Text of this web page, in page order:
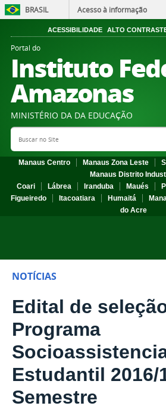
BRASIL Acesso à informação
ACESSIBILIDADE ALTO
Portal do
Instituto
Amazonas
MINISTÉRIO DA DA EDUCAÇÃO
Search Site
Manaus Centro Manaus Zona Leste
Manaus Distrito
Coari
Lábrea Iranduba Maués
Figueiredo
Itacoatiara Humaitá
do Acre
NOTÍCIAS
Edital de
Programa
Estudantil 2016/
Semestre